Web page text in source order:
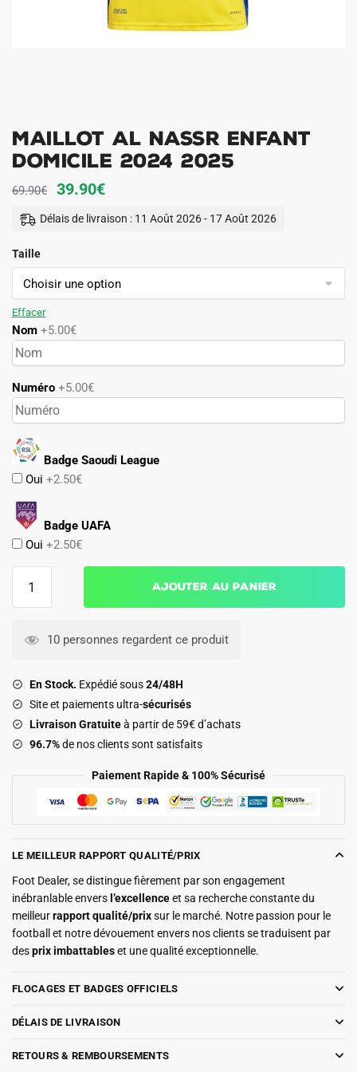
Maillot AL Nassr Enfant
Domicile 2024 2025
69.90€
Le
prix
69.90€.
39.90€Le
prix
39.90€.
Délais de livraison : 11 Août 2026 - 17 Août 2026
Taille
Effacer
Nom +5.00€
Numéro +5.00€
Badge Saoudi League
Oui +2.50€
Badge UAFA
Oui +2.50€
Domicile
2024
2025
Ajouter au panier
10 personnes regardent ce produit
En Stock. Expédié sous24/48H
Site et paiements ultra-sécurisés
Livraison Gratuiteà partir de 59€ d’achats
96.7%de nos clients sont satisfaits
Paiement Rapide & 100% Sécurisé
LE MEILLEUR RAPPORT QUALITÉ/PRIX
Foot Dealer, se distingue fièrement par son engagement
inébranlable envers l’excellenceet sa recherche constante du
meilleurrapport qualité/prixsur le marché. Notre passion pour le
football et notre dévouement envers nos clients se traduisent par
desprix imbattableset une qualité exceptionnelle.
FLOCAGES ET BADGES OFFICIELS
DÉLAIS DE LIVRAISON
RETOURS & REMBOURSEMENTS